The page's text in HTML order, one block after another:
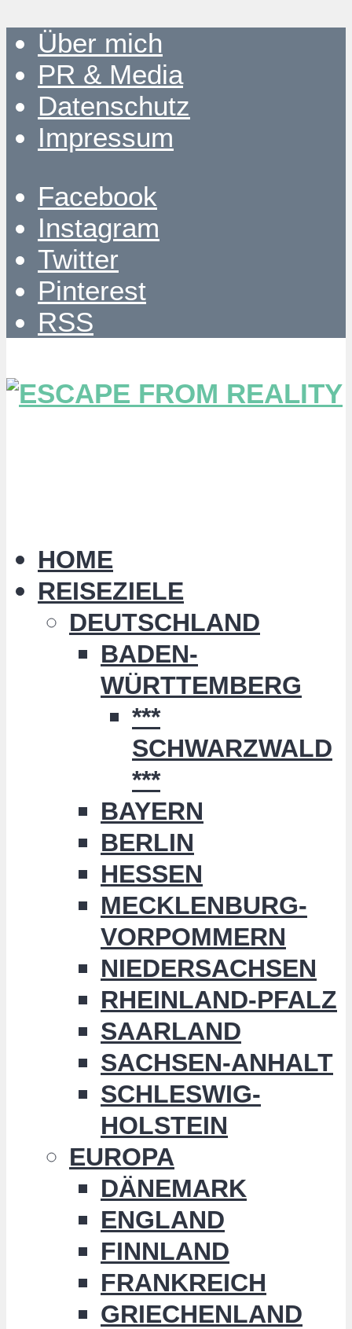
Über mich
PR & Media
Datenschutz
Impressum
Facebook
Instagram
Twitter
Pinterest
RSS
HOME
REISEZIELE
DEUTSCHLAND
BADEN-
WÜRTTEMBERG
***
SCHWARZWALD
***
BAYERN
BERLIN
HESSEN
MECKLENBURG-
VORPOMMERN
NIEDERSACHSEN
RHEINLAND-PFALZ
SAARLAND
SACHSEN-ANHALT
SCHLESWIG-
HOLSTEIN
EUROPA
DÄNEMARK
ENGLAND
FINNLAND
FRANKREICH
GRIECHENLAND